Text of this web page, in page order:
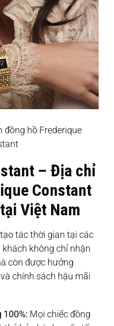
đồng hồ Frederique
– Địa chỉ
Constant
Việt Nam
tác thời gian tại các
không chỉ nhận
còn được hưởng
chính sách hậu mãi
Mọi chiếc đồng